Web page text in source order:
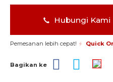
Hubungi Kami
Pemesanan lebih cepat! Quick
Bagikan ke